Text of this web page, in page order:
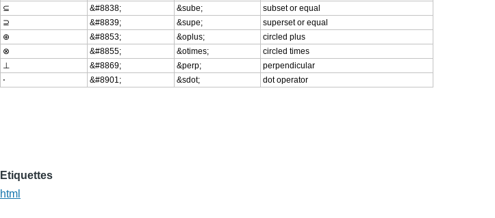
⊆
&#8838; &sube;
subset or equal
⊇
&#8839; &supe;
superset or equal
⊕
&#8853; &oplus;
circled plus
⊗
&#8855; &otimes;
circled times
⊥
&#8869; &perp;
perpendicular
⋅
&#8901; &sdot; dot operator
Etiquettes
html